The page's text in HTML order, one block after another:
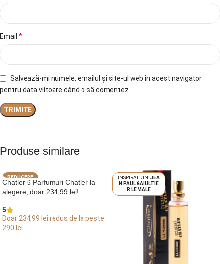
Email *
Salvează-mi numele, emailul și site-ul web în acest navigator
pentru data viitoare când o să comentez.
Produse similare
REDUCERE
Chatler 6 Parfumuri Chatler la
alegere, doar 234,99 lei!
5
Doar 234,99 lei redus de la peste
290 lei
JEA
N PAUL GAIULTIE
R LE MALE